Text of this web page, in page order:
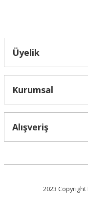
Üyelik
Kurumsal
Alışveriş
2023 Copyright